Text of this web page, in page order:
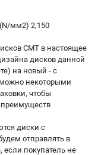
мм2) 2,150
CMT в настоящее
дисков данной
на новый - с
некоторыми
чтобы
диски с
отправлять в
если покупатель не